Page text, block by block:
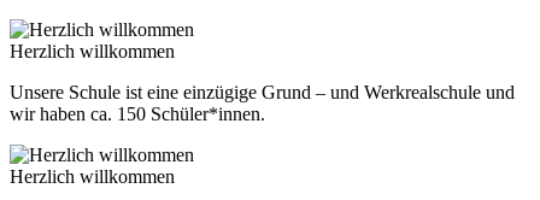
Herzlich willkommen
Unsere Schule ist eine einzügige Grund – und Werkrealschule und
wir haben ca. 150 Schüler*innen.
Herzlich willkommen